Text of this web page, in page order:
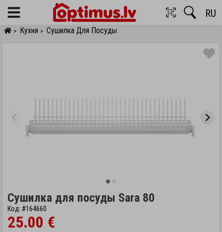
Menu RU
> Кухня > Сушилка Для Посуды
Сушилка для посуды Sara 80
Код: #164660
25.00 €